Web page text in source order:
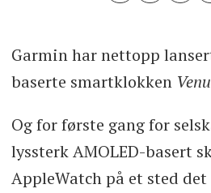
Garmin har nettopp
baserte smartklokken Venu
Og for første gang for
lyssterk AMOLED-basert
AppleWatch på et sted